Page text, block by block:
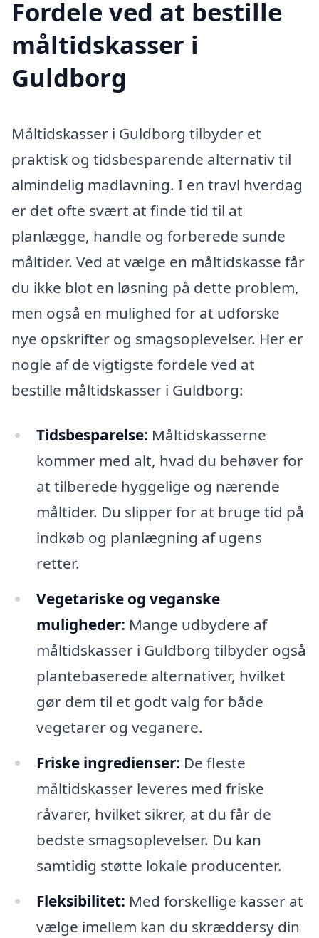
Fordele ved at bestille
måltidskasser i
Guldborg
Måltidskasser i Guldborg tilbyder et
praktisk og tidsbesparende alternativ til
almindelig madlavning. I en travl hverdag
er det ofte svært at finde tid til at
planlægge, handle og forberede sunde
måltider. Ved at vælge en måltidskasse får
du ikke blot en løsning på dette problem,
men også en mulighed for at udforske
nye opskrifter og smagsoplevelser. Her er
nogle af de vigtigste fordele ved at
bestille måltidskasser i Guldborg:
Tidsbesparelse: Måltidskasserne
kommer med alt, hvad du behøver for
at tilberede hyggelige og nærende
måltider. Du slipper for at bruge tid på
indkøb og planlægning af ugens
retter.
Vegetariske og veganske
muligheder: Mange udbydere af
måltidskasser i Guldborg tilbyder også
plantebaserede alternativer, hvilket
gør dem til et godt valg for både
vegetarer og veganere.
Friske ingredienser: De fleste
måltidskasser leveres med friske
råvarer, hvilket sikrer, at du får de
bedste smagsoplevelser. Du kan
samtidig støtte lokale producenter.
Fleksibilitet: Med forskellige kasser at
vælge imellem kan du skræddersy din